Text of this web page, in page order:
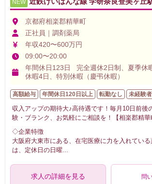
NEW
京都府相楽郡精華町
正社員｜調剤薬局
年収420〜600万円
09:00〜20:00
年間休日123日 完全週休2日制、夏季休
休暇4日、特別休暇（慶弔休暇）
高額給与 年間休日120日以上 転勤なし 未経験
収入アップの期待大♪高待遇です！毎月10日前後
験・ブランク、お気軽にご相談を！【相楽郡精
◇企業特徴
大阪府大東市にある、在宅医療に力を入れている
は、定休日の日曜...
求人の詳細を見る 問